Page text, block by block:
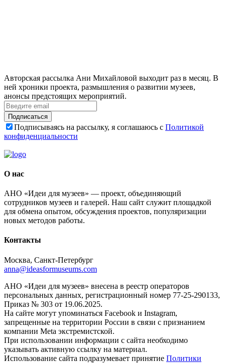
Авторская рассылка Ани Михайловой выходит раз в месяц. В
ней хроники проекта, размышления о развитии музеев,
анонсы предстоящих мероприятий.
Подписаться
Подписываясь на рассылку, я соглашаюсь с Политикой
конфиденциальности
О нас
АНО «Идеи для музеев» — проект, объединяющий
сотрудников музеев и галерей. Наш сайт служит площадкой
для обмена опытом, обсуждения проектов, популяризации
новых методов работы.
Контакты
Москва, Санкт-Петербург
anna@ideasformuseums.com
АНО «Идеи для музеев» внесена в реестр операторов
персональных данных, регистрационный номер 77-25-290133,
Приказ № 303 от 19.06.2025.
На сайте могут упоминаться Facebook и Instagram,
запрещенные на территории России в связи с признанием
компании Meta экстремистской.
При использовании информации с сайта необходимо
указывать активную ссылку на материал.
Использование сайта подразумевает принятие Политики